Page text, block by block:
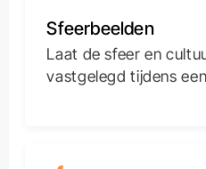
Sfeerbeelden
Laat de sfeer en
vastgelegd tijdens